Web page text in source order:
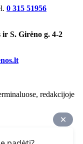
0 315 51956
ir S. Girėno g. 4-2
redakcijoje